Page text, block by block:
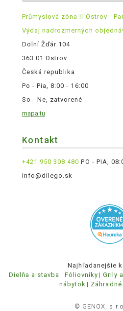
Průmyslová zóna II Ostrov -
Výdaj nadrozmerných
Dolní Žďár 104
363 01 Ostrov
Česká republika
Po - Pia, 8:00 - 16:00
So - Ne, zatvorené
mapa tu
Kontakt
+421 950 308 480 PO - PIA,
info@dilego.sk
Najhľadanejšie
Dielňa a stavba
Fóliovníky Grily
nábytok
© GENOX,